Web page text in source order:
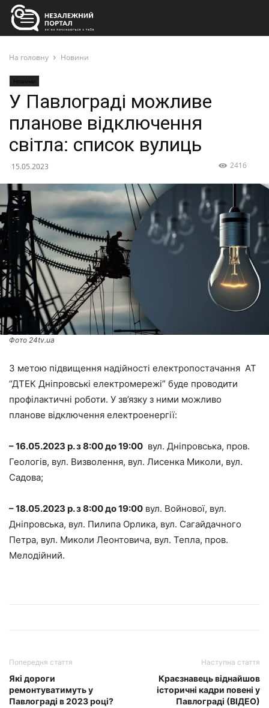
На головну Новини
Новини
У Павлограді можливе
планове відключення
світла: список вулиць
15.05.2023 2416
Фото 24tv.ua
З метою підвищення надійності електропостачання АТ
“ДТЕК Дніпровські електромережі” буде проводити
профілактичні роботи. У зв’язку з ними можливо
планове відключення електроенергії:
– 16.05.2023 р. з 8:00 до 19:00 вул. Дніпровська, пров.
Геологів, вул. Визволення, вул. Лисенка Миколи, вул.
Садова;
– 18.05.2023 р. з 8:00 до 19:00 вул. Войнової, вул.
Дніпровська, вул. Пилипа Орлика, вул. Сагайдачного
Петра, вул. Миколи Леонтовича, вул. Тепла, пров.
Мелодійний.
Попередня стаття
Які дороги
ремонтуватимуть у
Павлограді в 2023 році?
Наступна стаття
Краєзнавець віднайшов
історичні кадри повені у
Павлограді (ВІДЕО)